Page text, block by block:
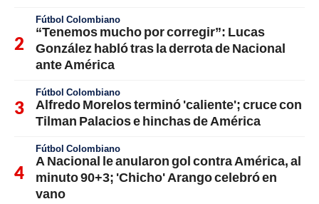
Fútbol Colombiano
“Tenemos mucho por corregir”: Lucas
González habló tras la derrota de Nacional
ante América
Fútbol Colombiano
Alfredo Morelos terminó 'caliente'; cruce con
Tilman Palacios e hinchas de América
Fútbol Colombiano
A Nacional le anularon gol contra América, al
minuto 90+3; 'Chicho' Arango celebró en
vano